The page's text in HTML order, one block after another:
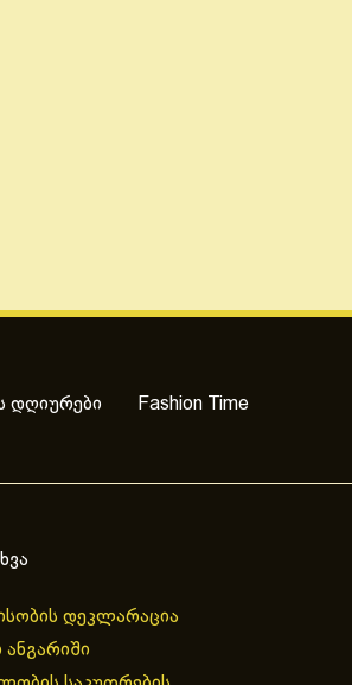
დღიურები Fashion Time
დეკლარაცია